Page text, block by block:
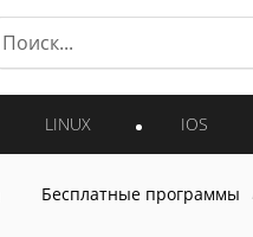
LINUX IOS
Бесплатные программы